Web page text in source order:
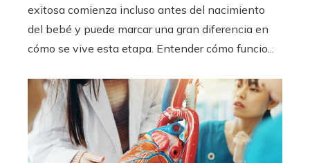
exitosa comienza incluso antes del nacimiento
del bebé y puede marcar una gran diferencia en
cómo se vive esta etapa. Entender cómo funcio...